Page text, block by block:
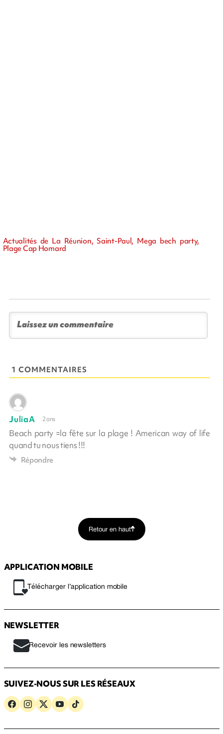
Actualités de La Réunion, Saint-Paul, Mega bech party,
Plage Cap Homard
1 COMMENTAIRES
JuliaA 2 ans
Beach party =la fête sur la plage ! American way of life
quand tu nous tiens !!!
Répondre
Retour en haut
APPLICATION MOBILE
Télécharger l’application mobile
NEWSLETTER
Recevoir les newsletters
SUIVEZ-NOUS SUR LES RÉSEAUX